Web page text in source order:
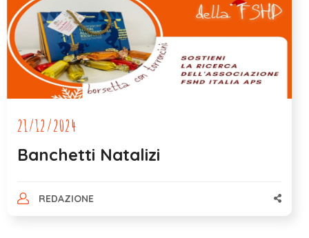
21/12/2024
Banchetti Natalizi
REDAZIONE